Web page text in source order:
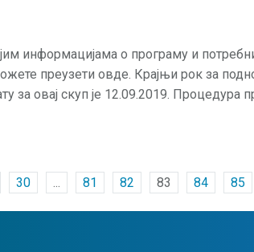
информацијама о програму и
преузети овде. Крајњи рок за
за овај скуп је 12.09.2019. Процедура
30 ... 81 82 83 84 85